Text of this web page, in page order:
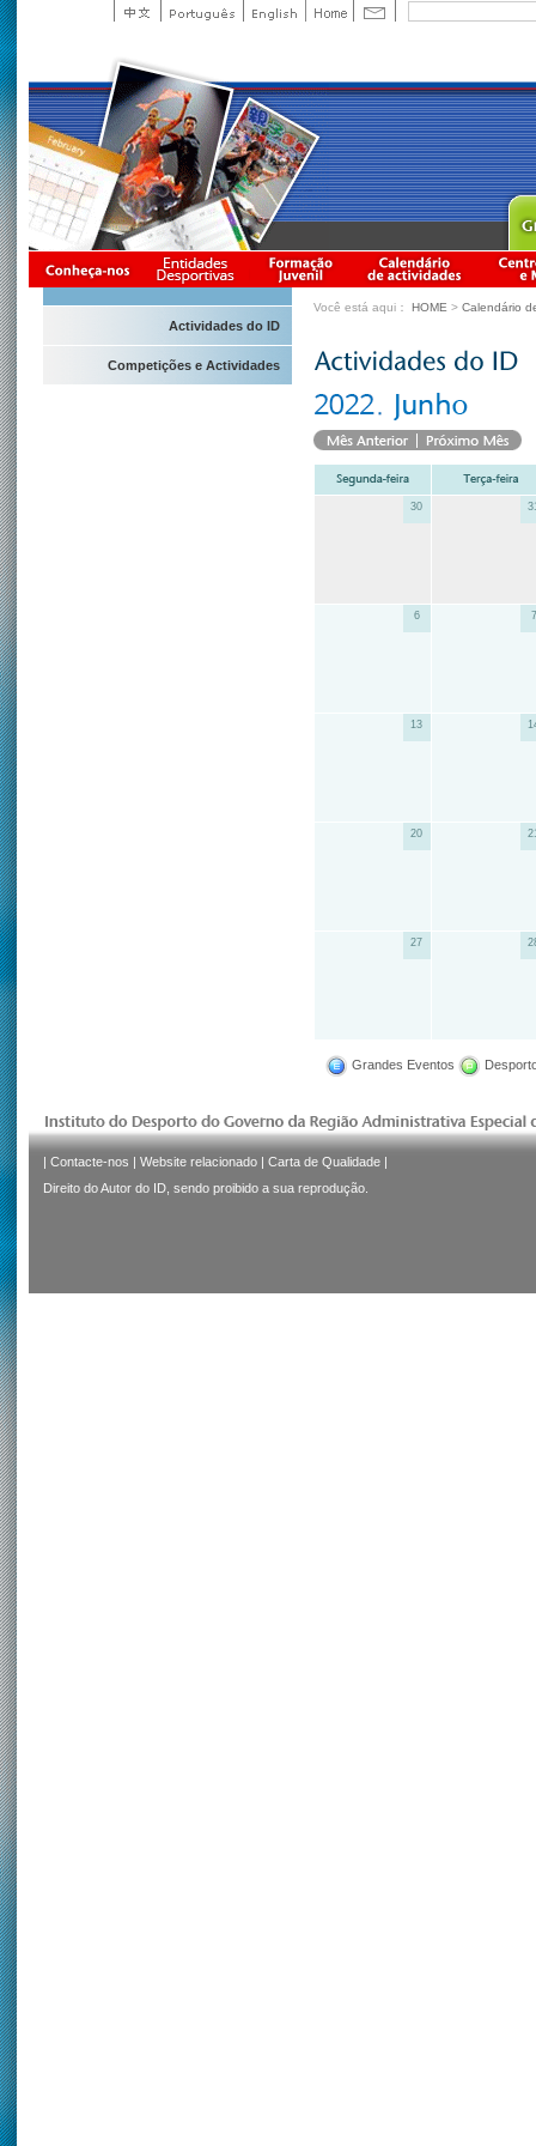
Actividades do ID
Competições e Actividades
Você está aqui： HOME > Calendário
30
6 7
13
20
27
Grandes Eventos
| Contacte-nos | Website relacionado | Carta de Qualidade |
Direito do Autor do ID, sendo proibido a sua reprodução.